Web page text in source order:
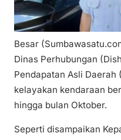
Besar
Dinas Perhubungan
Pendapatan Asli Daerah
kelayakan kendaraan
hingga bulan Oktober.
Seperti disampaikan